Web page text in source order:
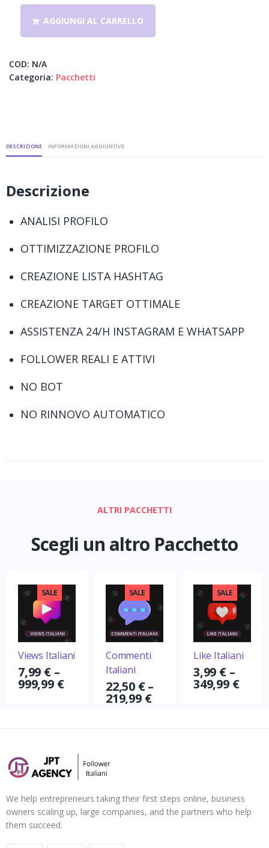
AGGIUNGI AL CARRELLO
COD: N/A
Categoria: Pacchetti
DESCRIZIONE INFORMAZIONI AGGIUNTIVE
Descrizione
ANALISI PROFILO
OTTIMIZZAZIONE PROFILO
CREAZIONE LISTA HASHTAG
CREAZIONE TARGET OTTIMALE
ASSISTENZA 24/H INSTAGRAM E WHATSAPP
FOLLOWER REALI E ATTIVI
NO BOT
NO RINNOVO AUTOMATICO
ALTRI PACCHETTI
Scegli un altro Pacchetto
SALE
Views Italiani
7,99 €–
999,99 €
SALE
Commenti
Italiani
22,50 €–
219,99 €
SALE
Like Italiani
3,99 €–
349,99 €
We help entrepreneurs taking their first steps online, business
owners scaling up, large companies, and the partners who help
them succeed.